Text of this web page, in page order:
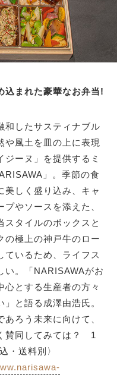
込まれた豪華なお弁当!
和したサスティナブル
や風土を皿の上に表現
ーヌ」を提供するミ
」。季節の食
美しく盛り込み、キャ
やソースを添えた、
スタイルのボックスと
の極上の神戸牛のロー
ているため、ライフス
い。「NARISAWAがお
心とする生産者の方々
と語る成澤由浩氏。
ろう未来に向けて、
賛同してみては？ 1
・送料別〉